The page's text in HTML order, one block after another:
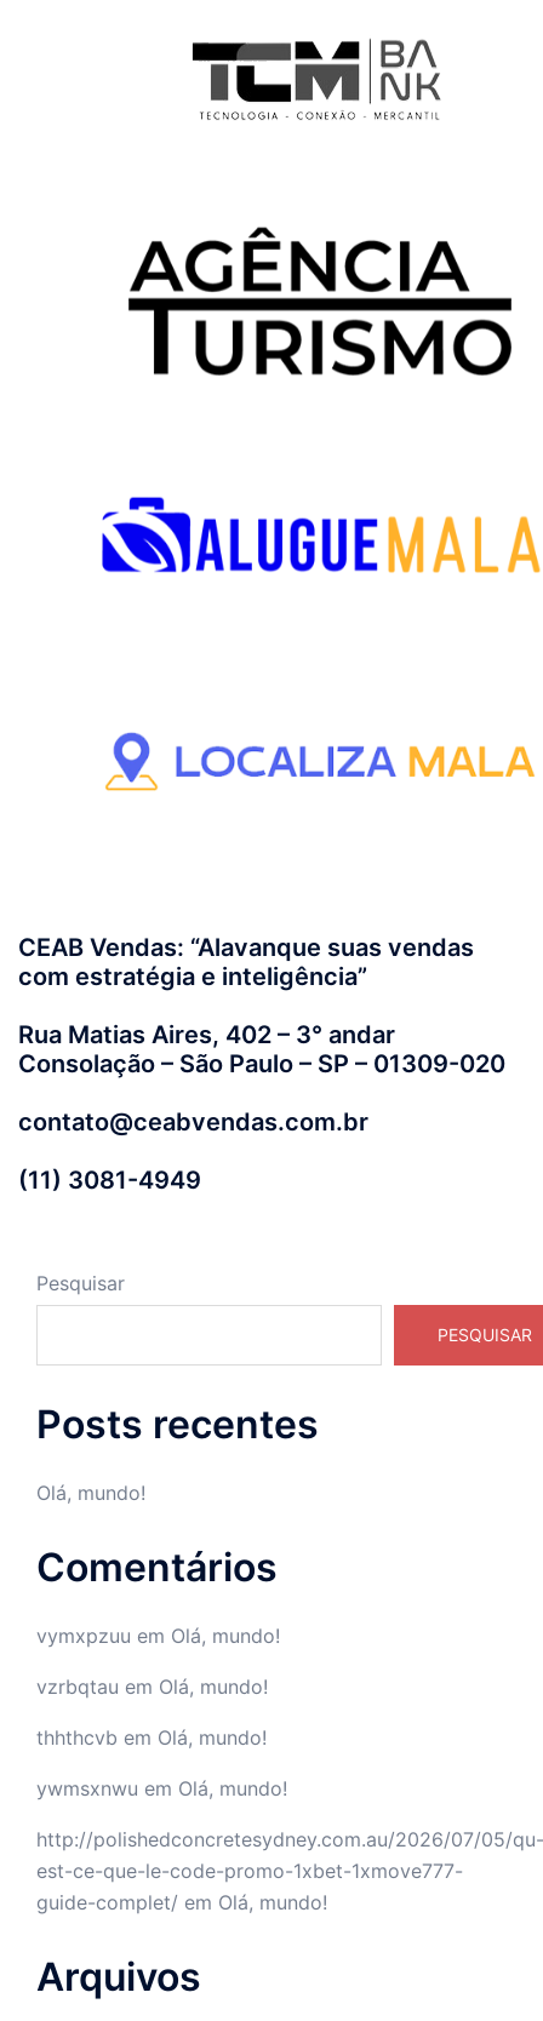
CEAB Vendas: “Alavanque suas vendas
com estratégia e inteligência”
Rua Matias Aires, 402 – 3° andar
Consolação – São Paulo – SP – 01309-020
contato@ceabvendas.com.br
(11) 3081-4949
Pesquisar
PESQUISAR
Posts recentes
Olá, mundo!
Comentários
vymxpzuu em Olá, mundo!
vzrbqtau em Olá, mundo!
thhthcvb em Olá, mundo!
ywmsxnwu em Olá, mundo!
http://polishedconcretesydney.com.au/2026/07/05/qu-
est-ce-que-le-code-promo-1xbet-1xmove777-
guide-complet/ em Olá, mundo!
Arquivos